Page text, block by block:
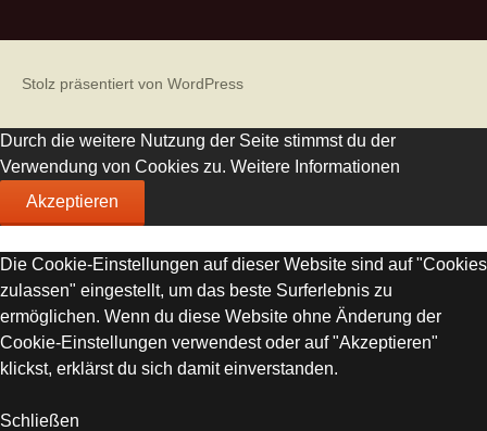
Stolz präsentiert von WordPress
Durch die weitere Nutzung der Seite stimmst du der
Verwendung von Cookies zu. Weitere Informationen
Akzeptieren
Die Cookie-Einstellungen auf dieser Website sind auf "Cookies
zulassen" eingestellt, um das beste Surferlebnis zu
ermöglichen. Wenn du diese Website ohne Änderung der
Cookie-Einstellungen verwendest oder auf "Akzeptieren"
klickst, erklärst du sich damit einverstanden.
Schließen